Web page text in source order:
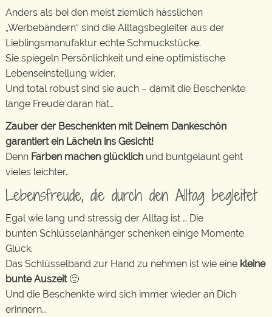
Anders als bei den meist ziemlich hässlichen
„Werbebändern“ sind die Alltagsbegleiter aus der
Lieblingsmanufaktur echte Schmuckstücke.
Sie spiegeln Persönlichkeit und eine optimistische
Lebenseinstellung wider.
Und total robust sind sie auch – damit die Beschenkte
lange Freude daran hat…
Zauber der Beschenkten mit Deinem Dankeschön
garantiert ein Lächeln ins Gesicht!
Denn Farben machen glücklich und buntgelaunt geht
vieles leichter.
Lebensfreude, die durch den Alltag begleitet
Egal wie lang und stressig der Alltag ist … Die
bunten Schlüsselanhänger schenken einige Momente
Glück.
Das Schlüsselband zur Hand zu nehmen ist wie eine kleine
bunte Auszeit🙂
Und die Beschenkte wird sich immer wieder an Dich
erinnern…